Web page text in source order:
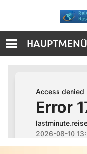
HAUPTMENÜ